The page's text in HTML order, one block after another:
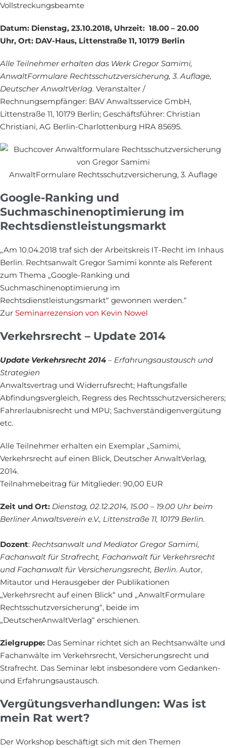
Vollstreckungsbeamte
Datum: Dienstag, 23.10.2018, Uhrzeit: 18.00 – 20.00
Uhr, Ort: DAV-Haus, Littenstraße 11, 10179 Berlin
Alle Teilnehmer erhalten das Werk Gregor Samimi,
AnwaltFormulare Rechtsschutzversicherung, 3. Auflage,
Deutscher AnwaltVerlag. Veranstalter /
Rechnungsempfänger: BAV Anwaltsservice GmbH,
Littenstraße 11, 10179 Berlin; Geschäftsführer: Christian
Christiani, AG Berlin-Charlottenburg HRA 85695.
AnwaltFormulare Rechtsschutzversicherung, 3. Auflage
Google-Ranking und
Suchmaschinenoptimierung im
Rechtsdienstleistungsmarkt
„Am 10.04.2018 traf sich der Arbeitskreis IT-Recht im Inhaus
Berlin. Rechtsanwalt Gregor Samimi konnte als Referent
zum Thema „Google-Ranking und
Suchmaschinenoptimierung im
Rechtsdienstleistungsmarkt“ gewonnen werden.“
Zur Seminarrezension von Kevin Nowel
Verkehrsrecht – Update 2014
Update Verkehrsrecht 2014 – Erfahrungsaustausch und
Strategien
Anwaltsvertrag und Widerrufsrecht; Haftungsfalle
Abfindungsvergleich, Regress des Rechtsschutzversicherers;
Fahrerlaubnisrecht und MPU; Sachverständigenvergütung
etc.
Alle Teilnehmer erhalten ein Exemplar „Samimi,
Verkehrsrecht auf einen Blick, Deutscher AnwaltVerlag,
2014.
Teilnahmebeitrag für Mitglieder: 90,00 EUR
Zeit und Ort: Dienstag, 02.12.2014, 15.00 – 19.00 Uhr beim
Berliner Anwaltsverein e.V., Littenstraße 11, 10179 Berlin.
Dozent: Rechtsanwalt und Mediator Gregor Samimi,
Fachanwalt für Strafrecht, Fachanwalt für Verkehrsrecht
und Fachanwalt für Versicherungsrecht, Berlin. Autor,
Mitautor und Herausgeber der Publikationen
„Verkehrsrecht auf einen Blick“ und „AnwaltFormulare
Rechtsschutzversicherung“, beide im
„DeutscherAnwaltVerlag“ erschienen.
Zielgruppe: Das Seminar richtet sich an Rechtsanwälte und
Fachanwälte im Verkehrsrecht, Versicherungsrecht und
Strafrecht. Das Seminar lebt insbesondere vom Gedanken-
und Erfahrungsaustausch.
Vergütungsverhandlungen: Was ist
mein Rat wert?
Der Workshop beschäftigt sich mit den Themen